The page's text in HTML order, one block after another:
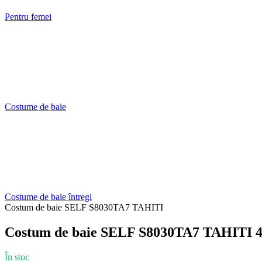
Pentru femei
Costume de baie
Costume de baie întregi
Costum de baie SELF S8030TA7 TAHITI
Costum de baie SELF S8030TA7 TAHITI
În stoc